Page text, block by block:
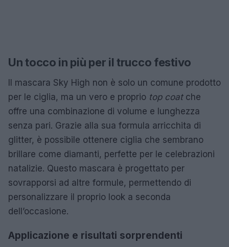
Un tocco in più per il trucco festivo
Il mascara Sky High non è solo un comune prodotto
per le ciglia, ma un vero e proprio top coatche
offre una combinazione di volume e lunghezza
senza pari. Grazie alla sua formula arricchita di
glitter, è possibile ottenere ciglia che sembrano
brillare come diamanti, perfette per le celebrazioni
natalizie. Questo mascara è progettato per
sovrapporsi ad altre formule, permettendo di
personalizzare il proprio look a seconda
dell’occasione.
Applicazione e risultati sorprendenti